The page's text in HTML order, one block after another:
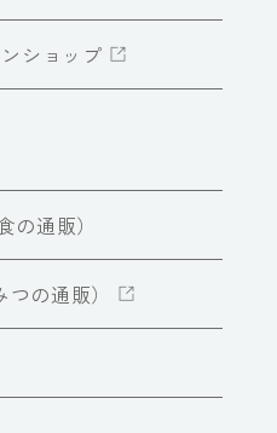
ショップ
の通販）
の通販）